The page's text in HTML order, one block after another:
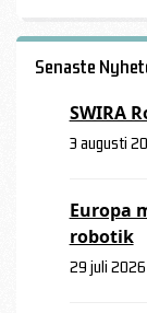
Senaste
SWIRA
3 augusti
Europa
robotik
29 juli 2026